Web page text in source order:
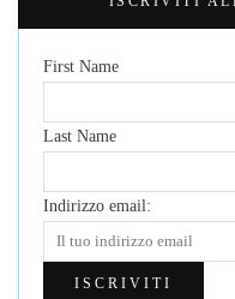
First Name
Last Name
Indirizzo email: